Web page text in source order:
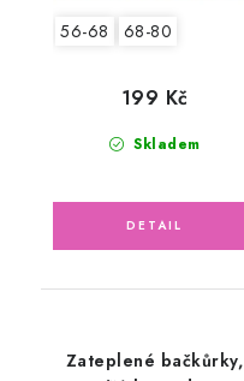
56-68 68-80
Skladem
199 Kč
Zateplené bačkůrky,